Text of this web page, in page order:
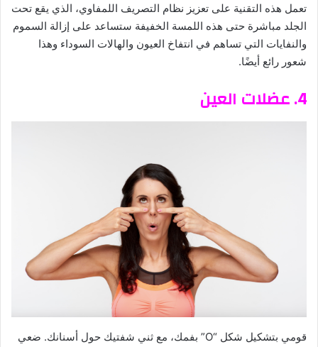
تعمل هذه التقنية على تعزيز نظام التصريف اللمفاوي، الذي يقع تحت
الجلد مباشرة حتى هذه اللمسة الخفيفة ستساعد على إزالة السموم
والنفايات التي تساهم في انتفاخ العيون والهالات السوداء وهذا
شعور رائع أيضًا.
4. عضلات العين
قومي بتشكيل شكل “O” بفمك، مع ثني شفتيك حول أسنانك. ضعي